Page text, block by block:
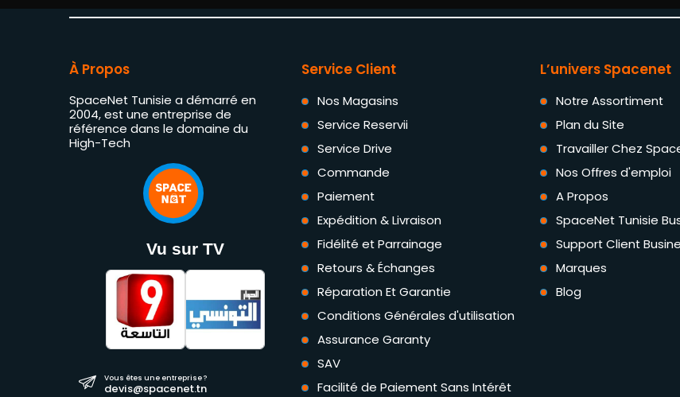
À Propos
SpaceNet Tunisie a démarré en
2004, est une entreprise de
référence dans le domaine du
High-Tech
Vu sur TV
Vous êtes une entreprise ?
devis@spacenet.tn
Service Client
Nos Magasins
Service Reservii
Service Drive
Commande
Paiement
Expédition & Livraison
Fidélité et Parrainage
Retours & Échanges
Réparation Et Garantie
Conditions Générales d'utilisation
Assurance Garanty
SAV
Facilité de Paiement Sans Intérêt
L’univers Spacenet
Notre Assortiment
Plan du Site
Travailler Chez
Nos Offres d'emploi
A Propos
SpaceNet Tunisie
Support Client
Marques
Blog